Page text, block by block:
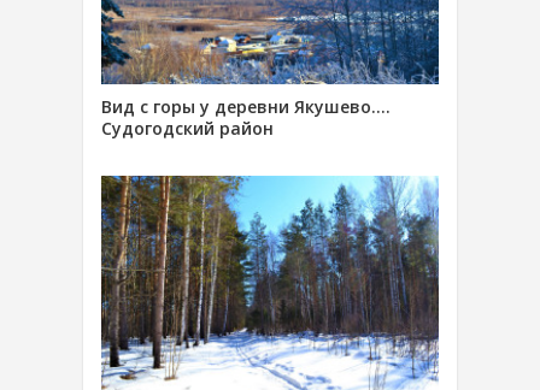
Вид с горы у деревни Якушево….
Судогодский район